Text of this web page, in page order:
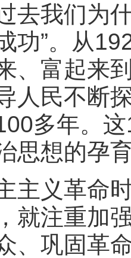
去我们为
功”。从
、富起来
人民不断
多年。
思想的孕
主义革命
就注重加
、巩固革